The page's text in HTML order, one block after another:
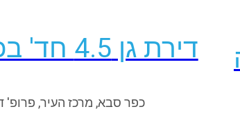
כפר סבא, מרכז העיר, פרופ'